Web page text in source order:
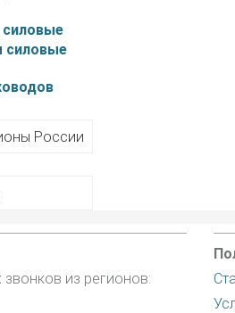
силовые
из регионов: